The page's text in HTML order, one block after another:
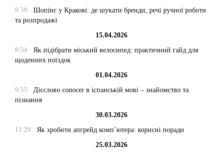
9:59
Шопінг у Кракові: де шукати бренди, речі ручної роботи
та розпродажі
15.04.2026
8:54
Як підібрати міський велосипед: практичний гайд для
щоденних поїздок
01.04.2026
9:55
Дієслово conocer в іспанській мові – знайомство та
пізнання
30.03.2026
11:29
Як зробити апгрейд комп’ютера: корисні поради
25.03.2026